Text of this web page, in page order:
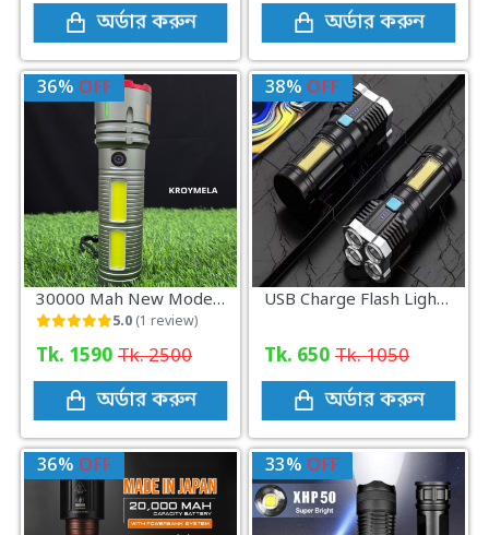
অর্ডার করুন অর্ডার করুন
36% OFF
30000 Mah New Model Light With Power Bank(X-03)
5.0 (1 review)
Tk. 1590 Tk. 2500
অর্ডার করুন
38% OFF
USB Charge Flash Light (L-S03)
Tk. 650 Tk. 1050
অর্ডার করুন
36% OFF 33% OFF